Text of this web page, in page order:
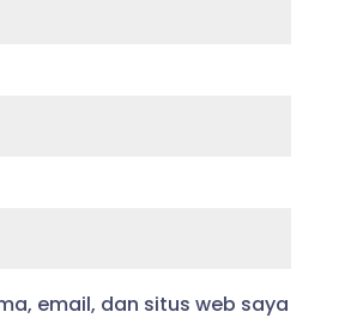
email, dan situs web saya